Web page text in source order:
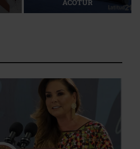
La esencia del servicio